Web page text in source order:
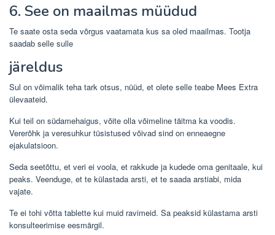
6. See on maailmas müüdud
Te saate osta seda võrgus vaatamata kus sa oled maailmas. Tootja
saadab selle sulle
järeldus
Sul on võimalik teha tark otsus, nüüd, et olete selle teabe Mees Extra
ülevaateid.
Kui teil on südamehaigus, võite olla võimeline täitma ka voodis.
Vererõhk ja veresuhkur tüsistused võivad sind on enneaegne
ejakulatsioon.
Seda seetõttu, et veri ei voola, et rakkude ja kudede oma genitaale, kui
peaks. Veenduge, et te külastada arsti, et te saada arstiabi, mida
vajate.
Te ei tohi võtta tablette kui muid ravimeid. Sa peaksid külastama arsti
konsulteerimise eesmärgil.